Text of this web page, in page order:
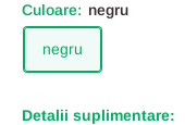
Culoare: negru
negru
Detalii suplimentare: